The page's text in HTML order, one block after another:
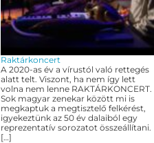
Raktárkoncert
A 2020-as év a vírustól való rettegés
alatt telt. Viszont, ha nem így lett
volna nem lenne RAKTÁRKONCERT.
Sok magyar zenekar között mi is
megkaptuk a megtisztelő felkérést,
igyekeztünk az 50 év dalaiból egy
reprezentatív sorozatot összeállítani.
[…]